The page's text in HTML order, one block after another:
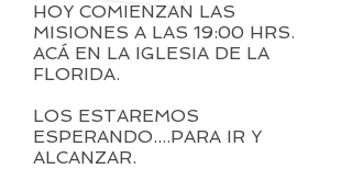
HOY COMIENZAN LAS
MISIONES A LAS 19:00 HRS.
ACÁ EN LA IGLESIA DE LA
FLORIDA.
LOS ESTAREMOS
ESPERANDO....PARA IR Y
ALCANZAR.